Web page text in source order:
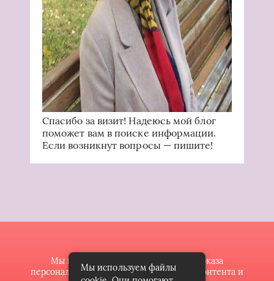
Спасибо за визит! Надеюсь мой блог
поможет вам в поиске информации.
Если возникнут вопросы — пишите!
Мы используем файлы cookie для показа
персонализированной рекламы и/или контента и
Мы используем файлы